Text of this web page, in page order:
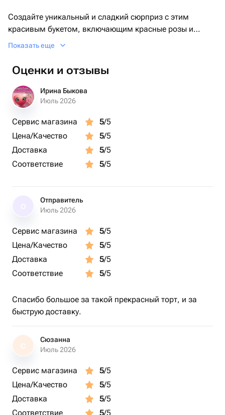
Создайте уникальный и сладкий сюрприз с этим
красивым букетом, включающим красные розы и
продукцию Kinder. Этот букет не только эстетически
Состав букета:
• Дней рождения
• Романтических подарков
• Для детей и взрослых
Этот букет украсит любое событие и подарит радость
благодаря своему уникальному сочетанию. Закажите
красивым букетом.
Для заказа обращайтесь:
Показать еще
Оценки и отзывы
Ирина Быкова
Июль 2026
Сервис магазина 5/5
Цена/Качество
5/5
Доставка
5/5
Соответствие
5/5
Отправитель
Июль 2026
Сервис магазина 5/5
Цена/Качество
5/5
Доставка
5/5
Соответствие
5/5
Спасибо большое за такой прекрасный торт, и за
быструю доставку.
С
Сюзанна
Июль 2026
Сервис магазина 5/5
Цена/Качество
5/5
Доставка
5/5
Соответствие
5/5